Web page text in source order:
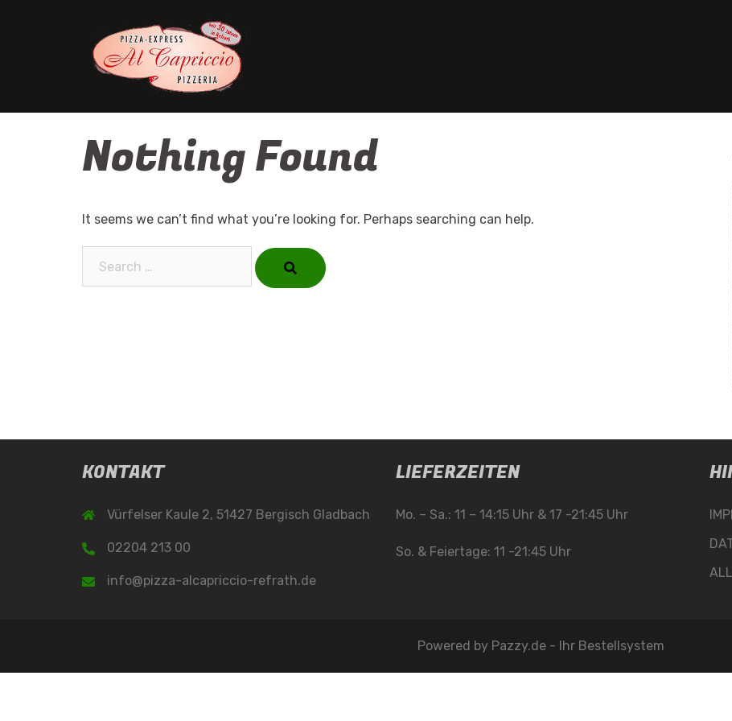
Nothing Found
It seems we can’t find what you’re looking for. Perhaps searching can help.
KONTAKT
Vürfelser Kaule 2, 51427 Bergisch Gladbach
02204 213 00
info@pizza-alcapriccio-refrath.de
LIEFERZEITEN
Mo. – Sa.: 11 – 14:15 Uhr & 17 -21:45 Uhr
So. & Feiertage: 11 -21:45 Uhr
Powered by Pazzy.de - Ihr Bestellsystem